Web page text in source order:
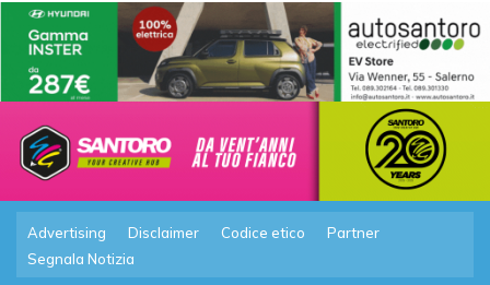
Advertising Disclaimer Codice etico
Partner
Segnala Notizia